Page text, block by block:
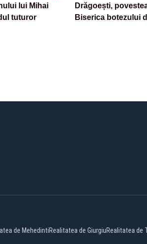
lui Mihai
tuturor
Drăgoești,
Biserica botezului
de MehedintiRealitatea de GiurgiuRealitatea de